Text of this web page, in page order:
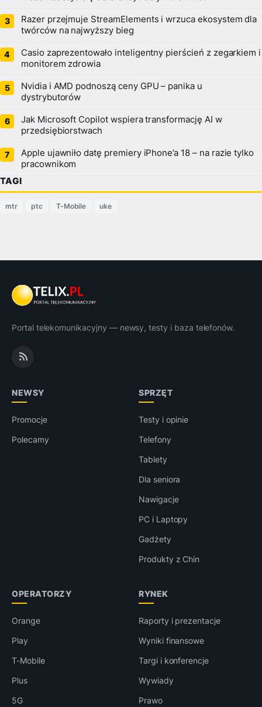
Razer przejmuje StreamElements i wrzuca ekosystem dla
twórców na najwyższy bieg
Casio zaprezentowało inteligentny pierścień z zegarkiem i
monitorem zdrowia
Nvidia i AMD podnoszą ceny GPU – panika u
dystrybutorów
Jak Microsoft Copilot wspiera transformację AI w
przedsiębiorstwach
Apple ujawniło datę premiery iPhone’a 18 – na razie tylko
pracownikom
TAGI
mtr ptc T-Mobile uke
Portal telekomunikacyjny — newsy, testy i baza telefonów.
NEWSY
Promocje
Polecamy
SPRZĘT
Testy i opinie
Telefony
Tablety
Dla seniora
Nawigacje
PC i Laptopy
Gadżety
Produkty z Chin
OPERATORZY
Orange
Play
T-Mobile
Plus
5G
RYNEK
Raporty i prezentacje
Wyniki finansowe
Targi i konferencje
Wywiady
Prawo